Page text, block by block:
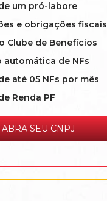
um pró-labore
e obrigações fiscais
Clube de Benefícios
automática de NFs
até 05 NFs por mês
Renda PF
ABRA SEU CNPJ